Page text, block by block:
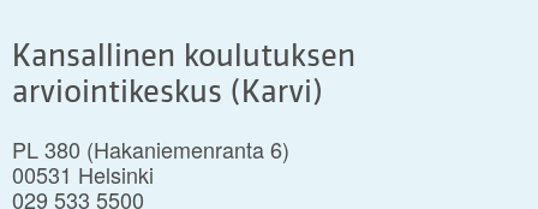
Kansallinen koulutuksen
arviointikeskus (Karvi)
PL 380 (Hakaniemenranta 6)
00531 Helsinki
029 533 5500